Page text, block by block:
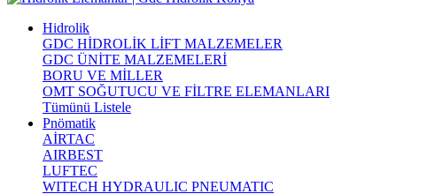
Hidrolik
GDC HİDROLİK LİFT MALZEMELER
GDC ÜNİTE MALZEMELERİ
BORU VE MİLLER
OMT SOĞUTUCU VE FİLTRE ELEMANLARI
Tümünü Listele
Pnömatik
AİRTAC
AIRBEST
LUFTEC
WITECH HYDRAULIC PNEUMATIC